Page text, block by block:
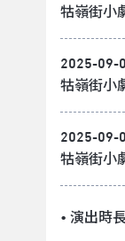
牯嶺街小
2025-09-
牯嶺街小
2025-09-
牯嶺街小
• 演出時